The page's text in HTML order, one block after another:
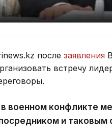
после заявления
встречу
военном конфликте
и таковым